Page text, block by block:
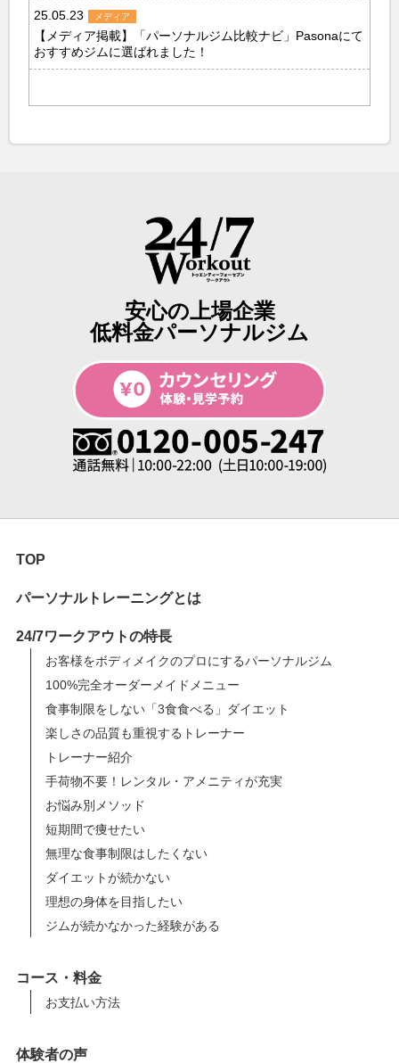
25.03.01
岐阜駅前店
札幌サンシャイン店
25.05.23
【メディア掲載】「パーソナルジム比較ナビ」Pasonaにて
おすすめジムに選ばれました！
安心の上場企業
低料金パーソナルジム
TOP
パーソナルトレーニングとは
24/7ワークアウトの特長
お客様をボディメイクのプロにするパーソナルジム
100%完全オーダーメイドメニュー
食事制限をしない「3食食べる」ダイエット
楽しさの品質も重視するトレーナー
トレーナー紹介
手荷物不要！レンタル・アメニティが充実
お悩み別メソッド
短期間で痩せたい
無理な食事制限はしたくない
ダイエットが続かない
理想の身体を目指したい
ジムが続かなかった経験がある
コース・料金
お支払い方法
体験者の声